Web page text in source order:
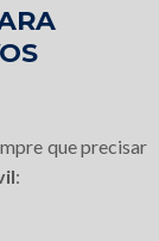
que precisar
: